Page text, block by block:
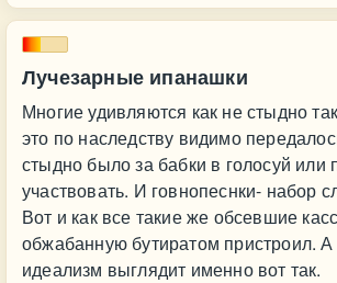
Лучезарные ипанашки
Многие удивляются как не стыдно
это по наследству видимо
стыдно было за бабки в голосуй или
участвовать. И говнопеснки- набор
Вот и как все такие же обсевшие
обжабанную бутиратом пристроил. А
идеализм выглядит именно вот так.